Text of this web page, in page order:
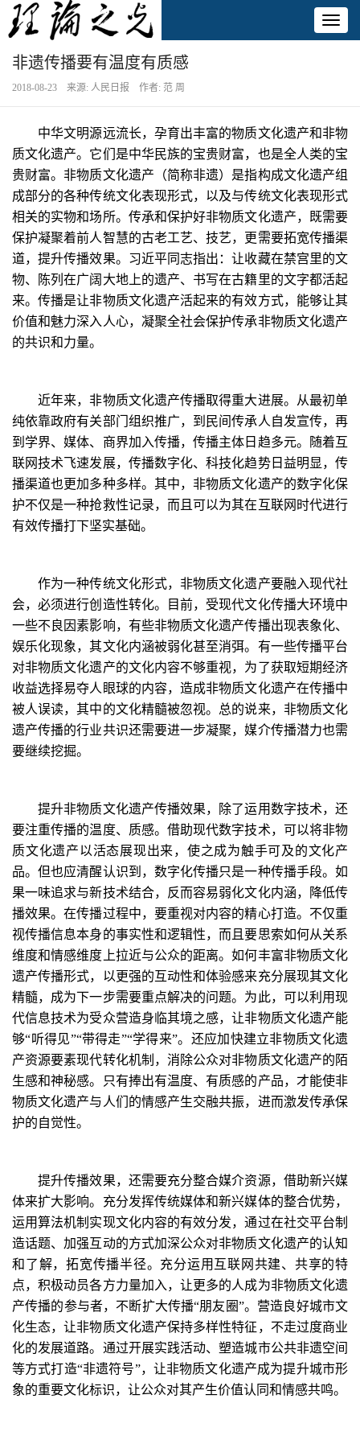
非遗传播要有温度有质感
2018-08-23 来源: 人民日报 作者: 范 周
中华文明源远流长，孕育出丰富的物质文化遗产和非物
质文化遗产。它们是中华民族的宝贵财富，也是全人类的宝
贵财富。非物质文化遗产（简称非遗）是指构成文化遗产组
成部分的各种传统文化表现形式，以及与传统文化表现形式
相关的实物和场所。传承和保护好非物质文化遗产，既需要
保护凝聚着前人智慧的古老工艺、技艺，更需要拓宽传播渠
道，提升传播效果。习近平同志指出：让收藏在禁宫里的文
物、陈列在广阔大地上的遗产、书写在古籍里的文字都活起
来。传播是让非物质文化遗产活起来的有效方式，能够让其
价值和魅力深入人心，凝聚全社会保护传承非物质文化遗产
的共识和力量。
近年来，非物质文化遗产传播取得重大进展。从最初单
纯依靠政府有关部门组织推广，到民间传承人自发宣传，再
到学界、媒体、商界加入传播，传播主体日趋多元。随着互
联网技术飞速发展，传播数字化、科技化趋势日益明显，传
播渠道也更加多种多样。其中，非物质文化遗产的数字化保
护不仅是一种抢救性记录，而且可以为其在互联网时代进行
有效传播打下坚实基础。
作为一种传统文化形式，非物质文化遗产要融入现代社
会，必须进行创造性转化。目前，受现代文化传播大环境中
一些不良因素影响，有些非物质文化遗产传播出现表象化、
娱乐化现象，其文化内涵被弱化甚至消弭。有一些传播平台
对非物质文化遗产的文化内容不够重视，为了获取短期经济
收益选择易夺人眼球的内容，造成非物质文化遗产在传播中
被人误读，其中的文化精髓被忽视。总的说来，非物质文化
遗产传播的行业共识还需要进一步凝聚，媒介传播潜力也需
要继续挖掘。
提升非物质文化遗产传播效果，除了运用数字技术，还
要注重传播的温度、质感。借助现代数字技术，可以将非物
质文化遗产以活态展现出来，使之成为触手可及的文化产
品。但也应清醒认识到，数字化传播只是一种传播手段。如
果一味追求与新技术结合，反而容易弱化文化内涵，降低传
播效果。在传播过程中，要重视对内容的精心打造。不仅重
视传播信息本身的事实性和逻辑性，而且要思索如何从关系
维度和情感维度上拉近与公众的距离。如何丰富非物质文化
遗产传播形式，以更强的互动性和体验感来充分展现其文化
精髓，成为下一步需要重点解决的问题。为此，可以利用现
代信息技术为受众营造身临其境之感，让非物质文化遗产能
够“听得见”“带得走”“学得来”。还应加快建立非物质文化遗
产资源要素现代转化机制，消除公众对非物质文化遗产的陌
生感和神秘感。只有捧出有温度、有质感的产品，才能使非
物质文化遗产与人们的情感产生交融共振，进而激发传承保
护的自觉性。
提升传播效果，还需要充分整合媒介资源，借助新兴媒
体来扩大影响。充分发挥传统媒体和新兴媒体的整合优势，
运用算法机制实现文化内容的有效分发，通过在社交平台制
造话题、加强互动的方式加深公众对非物质文化遗产的认知
和了解，拓宽传播半径。充分运用互联网共建、共享的特
点，积极动员各方力量加入，让更多的人成为非物质文化遗
产传播的参与者，不断扩大传播“朋友圈”。营造良好城市文
化生态，让非物质文化遗产保持多样性特征，不走过度商业
化的发展道路。通过开展实践活动、塑造城市公共非遗空间
等方式打造“非遗符号”，让非物质文化遗产成为提升城市形
象的重要文化标识，让公众对其产生价值认同和情感共鸣。